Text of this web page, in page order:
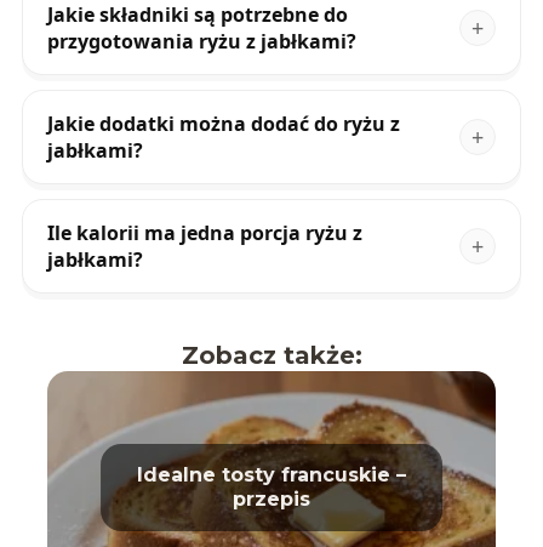
Jakie składniki są potrzebne do
przygotowania ryżu z jabłkami?
Jakie dodatki można dodać do ryżu z
jabłkami?
Ile kalorii ma jedna porcja ryżu z
jabłkami?
Zobacz także:
Idealne tosty francuskie –
przepis